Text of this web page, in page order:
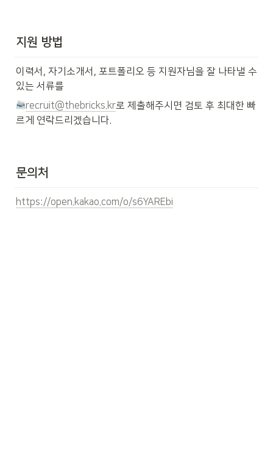
지원 방법
이력서, 자기소개서, 포트폴리오 등 지원자님을 잘 나타낼 수
있는 서류를
recruit@thebricks.kr로 제출해주시면 검토 후 최대한 빠
르게 연락드리겠습니다.
문의처
https://open.kakao.com/o/s6YAREbi